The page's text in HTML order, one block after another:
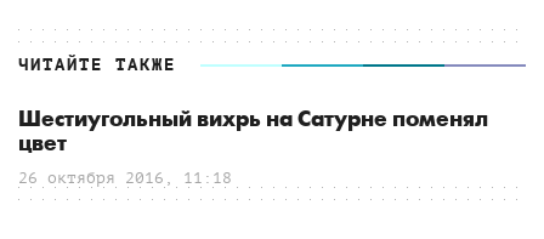
ЧИТАЙТЕ ТАКЖЕ
Шестиугольный вихрь на Сатурне поменял
цвет
26 октября 2016, 11:18